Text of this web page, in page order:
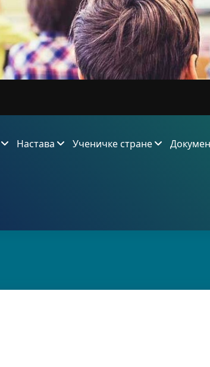
Настава Ученичке стране